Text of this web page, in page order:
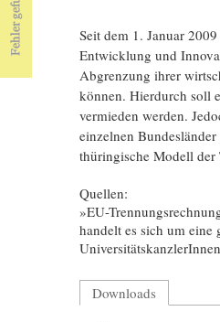
Seit dem 1. Januar
Entwicklung und
Abgrenzung ihrer
können. Hierdurch soll
vermieden werden.
einzelnen
thüringische Modell der
Quellen:
»EU-
handelt es sich um eine
Downloads